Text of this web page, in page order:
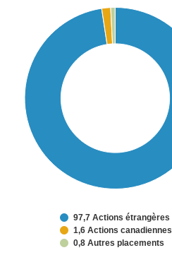
97,7 Actions étrangères
1,6 Actions canadiennes
0,8 Autres placements